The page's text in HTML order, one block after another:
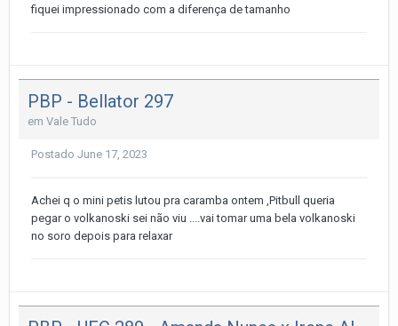
fiquei impressionado com a diferença de tamanho
PBP - Bellator 297
em Vale Tudo
Postado June 17, 2023
Achei q o mini petis lutou pra caramba ontem ,Pitbull queria
pegar o volkanoski sei não viu ....vai tomar uma bela volkanoski
no soro depois para relaxar